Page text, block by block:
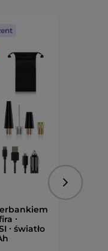
∙
∙ światło
Następny